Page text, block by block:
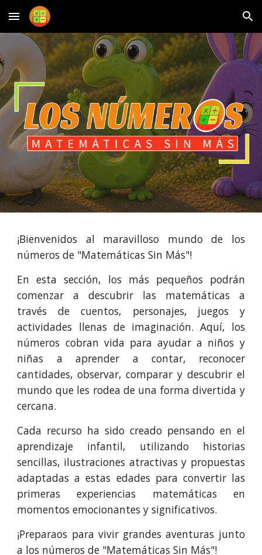
Skip to main content Skip to navigation
¡Bienvenidos al maravilloso mundo de los
números de "Matemáticas Sin Más"!
En esta sección, los más pequeños podrán
comenzar a descubrir las matemáticas a
través de cuentos, personajes, juegos y
actividades llenas de imaginación. Aquí, los
números cobran vida para ayudar a niños y
niñas a aprender a contar, reconocer
cantidades, observar, comparar y descubrir el
mundo que les rodea de una forma divertida y
cercana.
Cada recurso ha sido creado pensando en el
aprendizaje infantil, utilizando historias
sencillas, ilustraciones atractivas y propuestas
adaptadas a estas edades para convertir las
primeras experiencias matemáticas en
momentos emocionantes y significativos.
¡Preparaos para vivir grandes aventuras junto
a los números de "Matemáticas Sin Más"!